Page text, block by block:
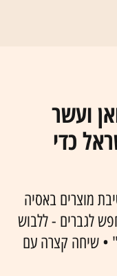
ועשר
כדי
מוצרים באסיה
לגברים - ללבוש
• שיחה קצרה עם